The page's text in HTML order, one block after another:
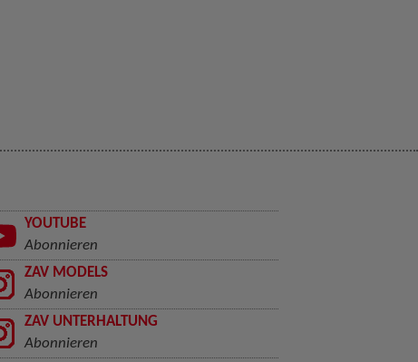
YOUTUBE
Abonnieren
ZAV MODELS
Abonnieren
ZAV UNTERHALTUNG
Abonnieren